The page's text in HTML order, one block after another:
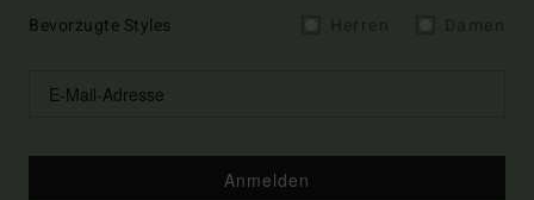
Bevorzugte Styles
Anmelden